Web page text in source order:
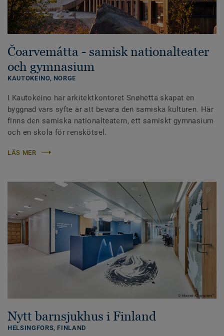
Čoarvemátta - samisk nationalteater
och gymnasium
KAUTOKEINO, NORGE
I Kautokeino har arkitektkontoret Snøhetta skapat en
byggnad vars syfte är att bevara den samiska kulturen. Här
finns den samiska nationalteatern, ett samiskt gymnasium
och en skola för renskötsel.
LÄS MER
Nytt barnsjukhus i Finland
HELSINGFORS, FINLAND